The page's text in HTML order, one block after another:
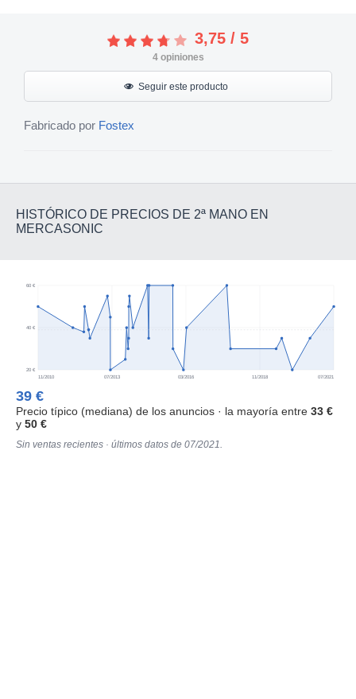
3,75 / 5
4opiniones
Seguir este producto
Fabricado por Fostex
HISTÓRICO DE PRECIOS DE 2ª MANO EN
MERCASONIC
20 €
40 €
60 €
11/2010 07/2013 03/2016 11/2018 07/2021
39 €
Precio típico (mediana) de los anuncios · la mayoría entre 33 €
y 50 €
Sin ventas recientes · últimos datos de 07/2021.